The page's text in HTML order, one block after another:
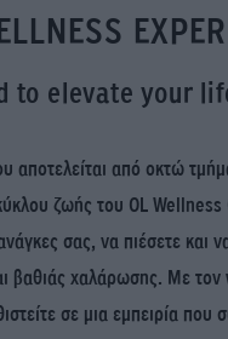
to elevate your
από οκτώ
ζωής του OL
σας, να πιέσετε και
βαθιάς χαλάρωσης. Με
σε μια εμπειρία